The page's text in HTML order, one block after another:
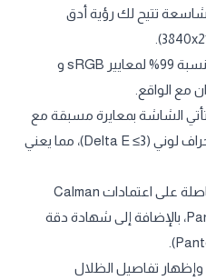
تتيح لك رؤية أدق
دعم بنسبة 99% لمعايير sRGB و
تأتي الشاشة بمعايرة مسبقة مع
تقرير مرفق، وتحقق معدل انحراف لوني (Delta E ≤3)، مما يعني
الشاشة حاصلة على اعتمادات Calman
Verified و Pantone Validated، بالإضافة إلى شهادة دقة
وإظهار تفاصيل الظلال